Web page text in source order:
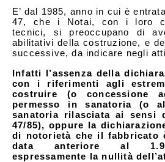
E’ dal 1985, anno in cui è
47, che i Notai, con i loro
tecnici, si preoccupano di
abilitativi della costruzione, e
successive, da indicare negli
Infatti l’assenza della
con i riferimenti agli
costruire (o concessione
permesso in sanatoria (o
sanatoria rilasciata ai sensi
47/85), oppure la
di notorietà che il fabbricato
data anteriore al
espressamente la nullità